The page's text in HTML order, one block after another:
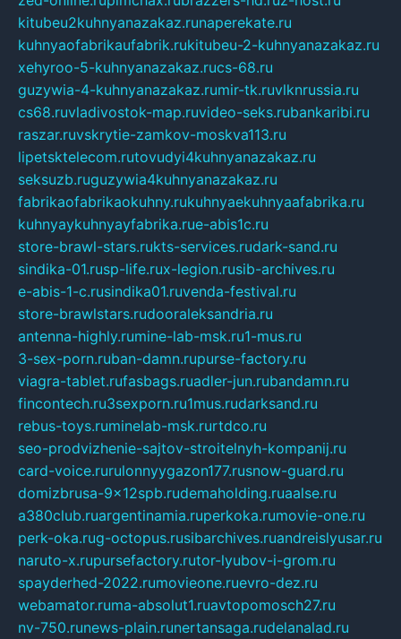
kitubeu2kuhnyanazakaz.runaperekate.ru
kuhnyaofabrikaufabrik.rukitubeu-2-kuhnyanazakaz.ru
xehyroo-5-kuhnyanazakaz.rucs-68.ru
guzywia-4-kuhnyanazakaz.rumir-tk.ruvlknrussia.ru
cs68.ruvladivostok-map.ruvideo-seks.rubankaribi.ru
raszar.ruvskrytie-zamkov-moskva113.ru
lipetsktelecom.rutovudyi4kuhnyanazakaz.ru
seksuzb.ruguzywia4kuhnyanazakaz.ru
fabrikaofabrikaokuhny.rukuhnyaekuhnyaafabrika.ru
kuhnyaykuhnyayfabrika.rue-abis1c.ru
store-brawl-stars.rukts-services.rudark-sand.ru
sindika-01.rusp-life.rux-legion.rusib-archives.ru
e-abis-1-c.rusindika01.ruvenda-festival.ru
store-brawlstars.rudooraleksandria.ru
antenna-highly.rumine-lab-msk.ru1-mus.ru
3-sex-porn.ruban-damn.rupurse-factory.ru
viagra-tablet.rufasbags.ruadler-jun.rubandamn.ru
fincontech.ru3sexporn.ru1mus.rudarksand.ru
rebus-toys.ruminelab-msk.rurtdco.ru
seo-prodvizhenie-sajtov-stroitelnyh-kompanij.ru
card-voice.rurulonnyygazon177.rusnow-guard.ru
domizbrusa-9x12spb.rudemaholding.ruaalse.ru
a380club.ruargentinamia.ruperkoka.rumovie-one.ru
perk-oka.rug-octopus.rusibarchives.ruandreislyusar.ru
naruto-x.rupursefactory.rutor-lyubov-i-grom.ru
spayderhed-2022.rumovieone.ruevro-dez.ru
webamator.ruma-absolut1.ruavtopomosch27.ru
nv-750.runews-plain.runertansaga.rudelanalad.ru